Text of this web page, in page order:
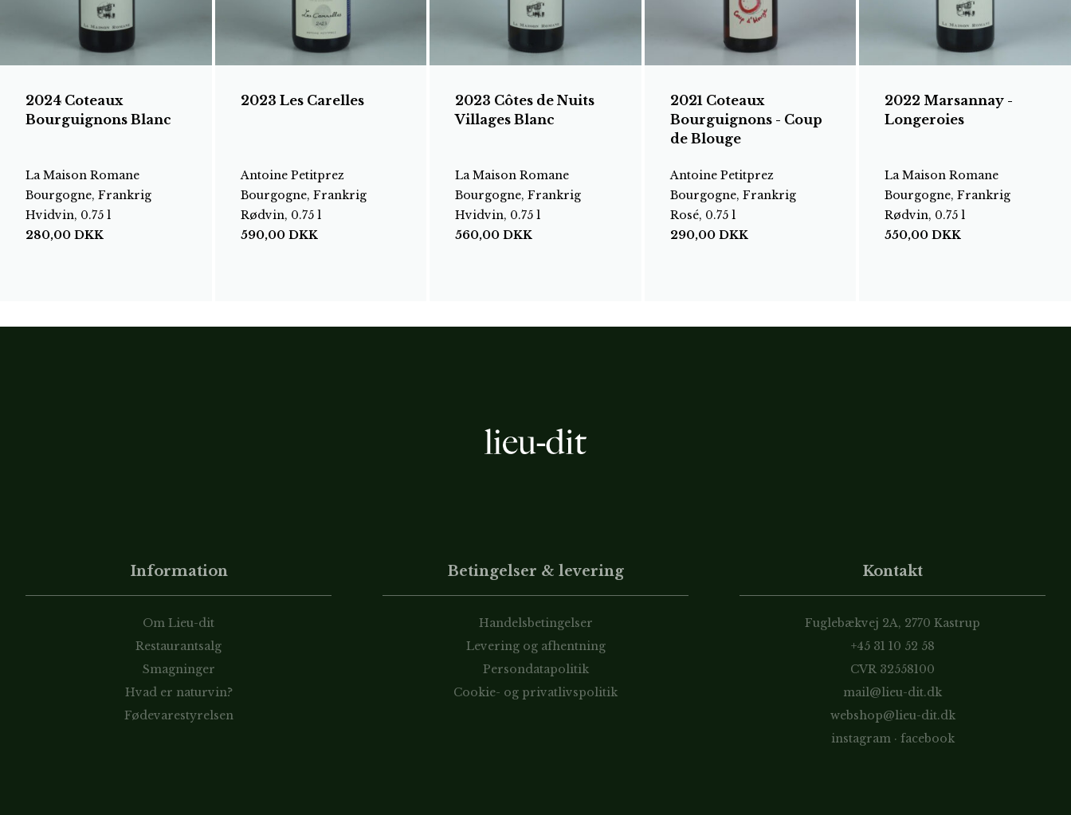
2024 Coteaux
Bourguignons Blanc
La Maison Romane
Bourgogne, Frankrig
Hvidvin, 0.75 l
280,00 DKK
2023 Les Carelles
Antoine Petitprez
Bourgogne, Frankrig
Rødvin, 0.75 l
590,00 DKK
2023 Côtes de Nuits
Villages Blanc
La Maison Romane
Bourgogne, Frankrig
Hvidvin, 0.75 l
560,00DKK
2021 Coteaux
Bourguignons - Coup
de Blouge
Antoine Petitprez
Bourgogne, Frankrig
Rosé, 0.75 l
290,00 DKK
2022 Marsannay -
Longeroies
La Maison Romane
Bourgogne, Frankrig
Rødvin, 0.75 l
550,00DKK
Information
Om Lieu-dit
Restaurantsalg
Smagninger
Hvad er naturvin?
Fødevarestyrelsen
Betingelser & levering
Handelsbetingelser
Levering og afhentning
Persondatapolitik
Cookie- og privatlivspolitik
Kontakt
Fuglebækvej 2A, 2770 Kastrup
+45 31 10 52 58
CVR 32558100
mail@lieu-dit.dk
webshop@lieu-dit.dk
instagram · facebook